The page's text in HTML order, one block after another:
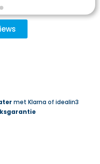
met Klarna of idealin3